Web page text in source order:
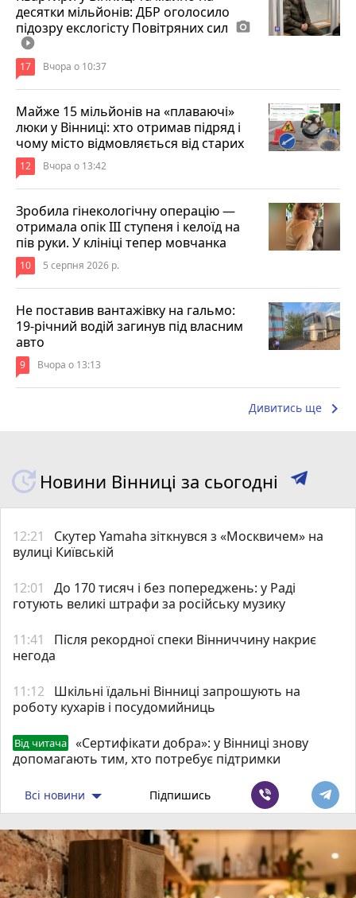
десятки мільйонів: ДБР оголосило
підозру екслогісту Повітряних сил photo_camera
play_circle_filled
17 Вчора о 10:37
Майже 15 мільйонів на «плаваючі»
люки у Вінниці: хто отримав підряд і
чому місто відмовляється від старих
12 Вчора о 13:42
Зробила гінекологічну операцію —
отримала опік ІІІ ступеня і келоїд на
пів руки. У клініці тепер мовчанка
10 5 серпня 2026 р.
Не поставив вантажівку на гальмо:
19-річний водій загинув під власним
авто
9 Вчора о 13:13
Дивитись ще keyboard_arrow_right
Новини Вінниці за сьогодні
12:21
Скутер Yamaha зіткнувся з «Москвичем» на
вулиці Київській
12:01
До 170 тисяч і без попереджень: у Раді
готують великі штрафи за російську музику
11:41
Після рекордної спеки Вінниччину накриє
негода
11:12
Шкільні їдальні Вінниці запрошують на
роботу кухарів і посудомийниць
Від читача
«Сертифікати добра»: у Вінниці знову
допомагають тим, хто потребує підтримки
Всі новини Підпишись